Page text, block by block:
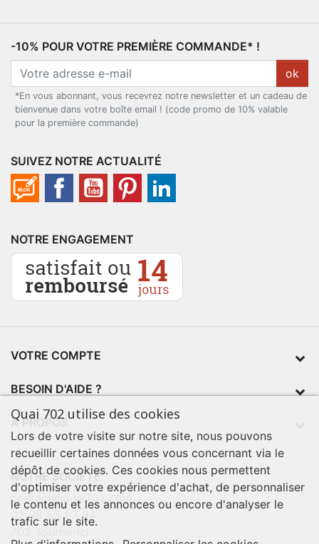
-10% POUR VOTRE PREMIÈRE COMMANDE* !
ok
*En vous abonnant, vous recevrez notre newsletter et un cadeau de
bienvenue dans votre boîte email ! (code promo de 10% valable
pour la première commande)
SUIVEZ NOTRE ACTUALITÉ
NOTRE ENGAGEMENT
VOTRE COMPTE
BESOIN D'AIDE ?
À PROPOS
NOTRE SOCIÉTÉ
contact@quai702.com
02 98 55 93 94
Quai 702 utilise des cookies
Lors de votre visite sur notre site, nous pouvons
recueillir certaines données vous concernant via le
dépôt de cookies. Ces cookies nous permettent
d'optimiser votre expérience d'achat, de personnaliser
le contenu et les annonces ou encore d'analyser le
trafic sur le site.